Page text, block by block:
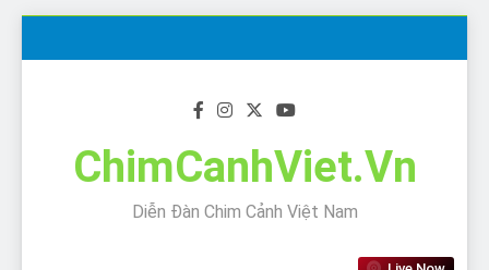
ChimCanhViet.Vn
Diễn Đàn Chim Cảnh Việt Nam